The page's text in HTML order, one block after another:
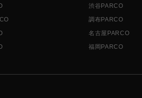
渋谷PARCO
調布PARCO
名古屋PARCO
福岡PARCO